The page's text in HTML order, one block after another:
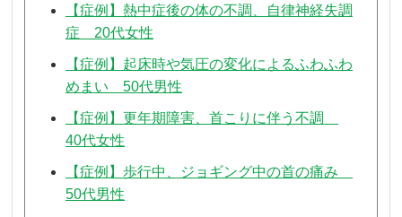
【症例】熱中症後の体の不調、自律神経失調
症 20代女性
【症例】起床時や気圧の変化によるふわふわ
めまい 50代男性
【症例】更年期障害、首こりに伴う不調
40代女性
【症例】歩行中、ジョギング中の首の痛み
50代男性